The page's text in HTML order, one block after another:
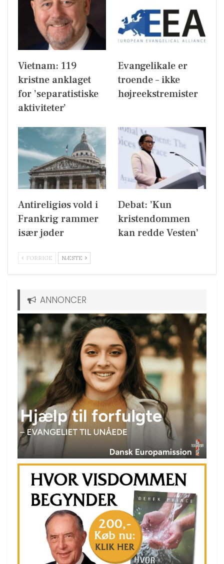
Vietnam: 119
kristne anklaget
for ’separatistiske
aktiviteter’
Evangelikale er
troende – ikke
højreekstremister
Antireligiøs vold i
Frankrig rammer
især jøder
Debat: ’Kun
kristendommen
kan redde Vesten’
FORRIGE NÆSTE
ANNONCER